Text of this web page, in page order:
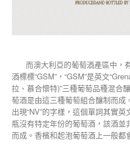
而澳大利亞的葡萄酒產區中，
酒標標“GSM”，“GSM”是英文
拉、慕合懷特)”三種葡萄品種混合
萄酒是由這三種葡萄組合釀制而
出現“NV”的字樣，這個單詞其實
瓶沒有特定年份的葡萄酒，該酒
而成。香檳和起泡葡萄酒上一般都